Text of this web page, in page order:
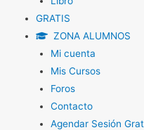
GRATIS
ZONA ALUMNOS
Mi cuenta
Mis Cursos
Foros
Contacto
Agendar Sesión